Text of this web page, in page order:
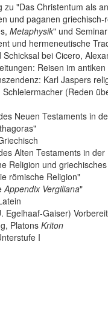
"Das Christentum als
und paganen griechisch-
Metaphysik" und
und hermeneutische
bei Cicero,
Reisen im
Karl Jaspers
(Reden
Neuen Testaments in
Alten Testaments in
Religion und
römische Religion"
Appendix Vergiliana"
Egelhaaf-Gaiser)
Platons Kriton
I